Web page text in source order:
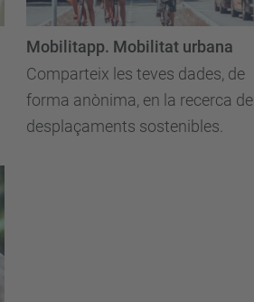
Comparteix les teves dades, de
forma anònima, en la recerca de
desplaçaments sostenibles.
Mobilitapp. Mobilitat urbana